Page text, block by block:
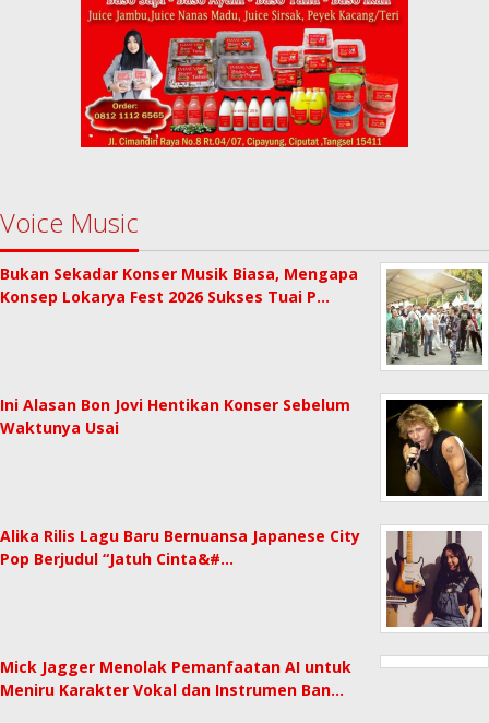
Voice Music
Bukan Sekadar Konser Musik Biasa, Mengapa
Konsep Lokarya Fest 2026 Sukses Tuai P…
Ini Alasan Bon Jovi Hentikan Konser Sebelum
Waktunya Usai
Alika Rilis Lagu Baru Bernuansa Japanese City
Pop Berjudul “Jatuh Cinta&#…
Mick Jagger Menolak Pemanfaatan AI untuk
Meniru Karakter Vokal dan Instrumen Ban…